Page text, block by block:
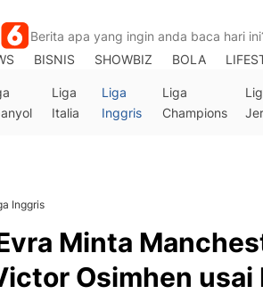
BISNIS SHOWBIZ BOLA
Liga
Italia
Liga
Inggris
Liga
Champions
Inggris
Minta
Osimhen usai